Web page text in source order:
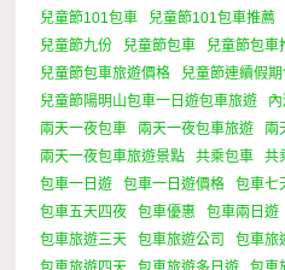
兒童節101包車
兒童節101包車推薦
兒童節九份
兒童節包車 兒童節包車
兒童節包車旅遊價格
兒童節連續假
兒童節陽明山包車一日遊包車旅遊
兩天一夜包車
兩天一夜包車旅遊
兩
兩天一夜包車旅遊景點
共乘包車 共
包車一日遊
包車一日遊價格 包車七
包車五天四夜
包車優惠 包車兩日遊
包車旅遊三天
包車旅遊公司 包車旅